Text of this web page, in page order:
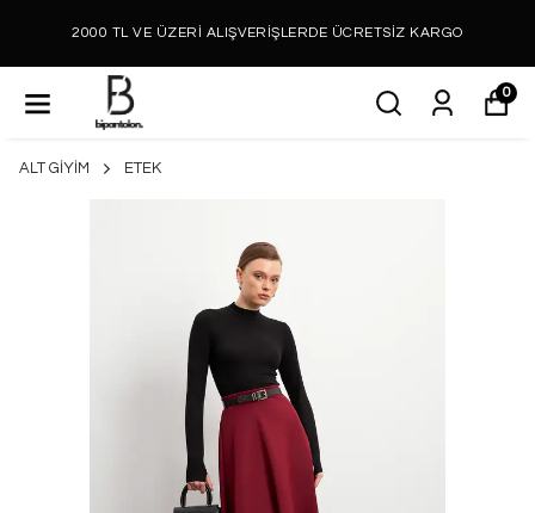
2000 TL VE ÜZERİ ALIŞVERİŞLERDE ÜCRETSİZ KARGO
0
ALT GİYİM ETEK